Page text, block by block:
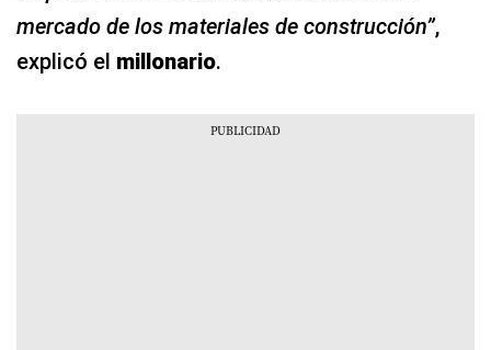
mercado de los materiales de construcción”,
explicó el millonario.